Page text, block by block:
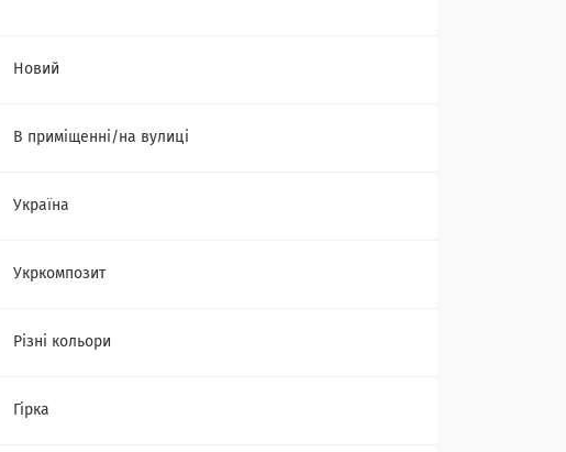
Новий
В приміщенні/на вулиці
Україна
Укркомпозит
Різні кольори
Гірка